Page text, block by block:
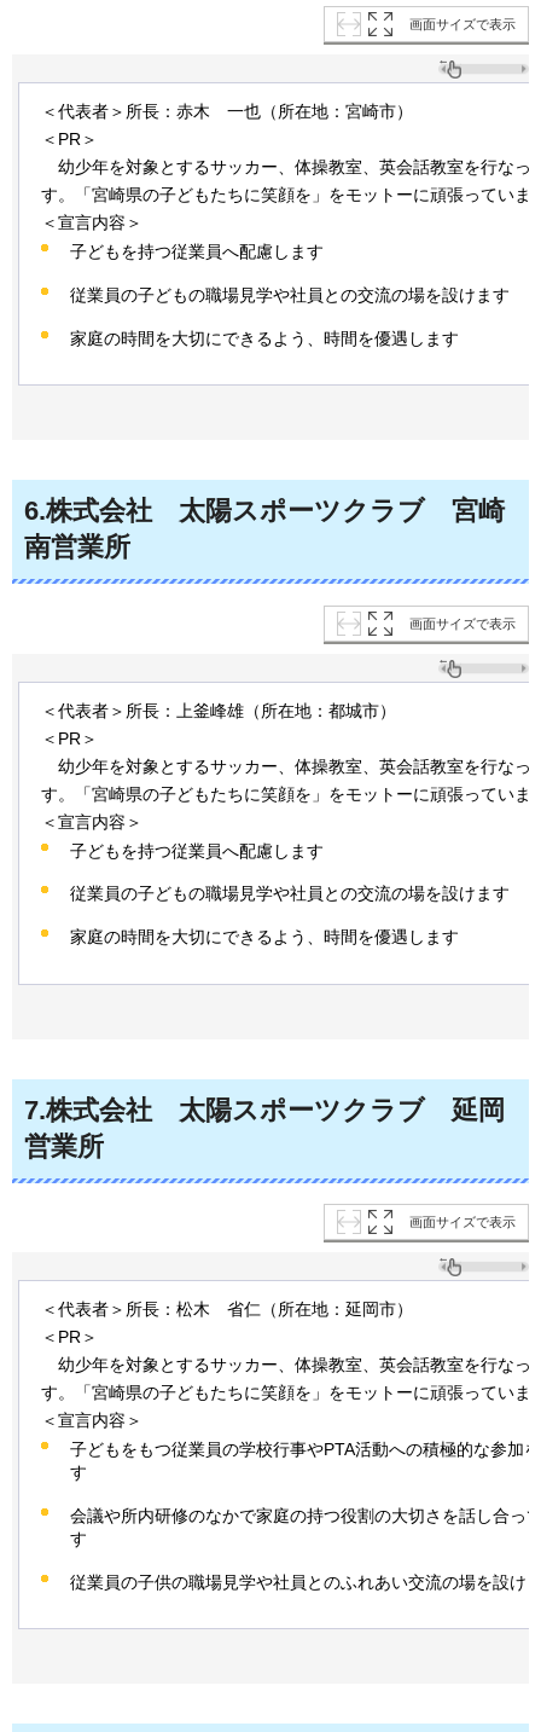
画面サイズで表示
＜代表者＞所長：赤木 一也 （所在地：宮崎市）
＜PR＞
幼少年を対象とするサッカー、体操教室、英会話教室を行なっ
す。「宮崎県の子どもたちに笑顔を」をモットーに頑張っていま
＜宣言内容＞
子どもを持つ従業員へ配慮します
従業員の子どもの職場見学や社員との交流の場を設けます
家庭の時間を大切にできるよう、時間を優遇します
6.株式会社 太陽スポーツクラブ
宮崎
南営業所
画面サイズで表示
＜代表者＞所長：上釜峰雄（所在地：都城市）
＜PR＞
幼少年を対象とするサッカー、体操教室、英会話教室を行なっ
す。「宮崎県の子どもたちに笑顔を」をモットーに頑張っていま
＜宣言内容＞
子どもを持つ従業員へ配慮します
従業員の子どもの職場見学や社員との交流の場を設けます
家庭の時間を大切にできるよう、時間を優遇します
7.株式会社 太陽スポーツクラブ
延岡
営業所
画面サイズで表示
＜代表者＞所長：松木 省仁 （所在地：延岡市）
＜PR＞
幼少年を対象とするサッカー、体操教室、英会話教室を行なっ
す。「宮崎県の子どもたちに笑顔を」をモットーに頑張っていま
＜宣言内容＞
子どもをもつ従業員の学校行事やPTA活動への積極的な参加
す
会議や所内研修のなかで家庭の持つ役割の大切さを話し合っ
す
従業員の子供の職場見学や社員とのふれあい交流の場を設け